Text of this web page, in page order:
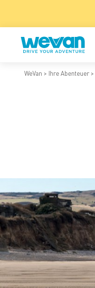
WeVan Ihre Abenteuer